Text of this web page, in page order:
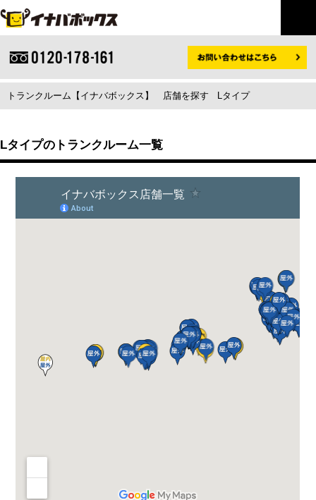
トランクルーム【イナバボックス】 店舗を探す Lタイプ
Lタイプのトランクルーム一覧